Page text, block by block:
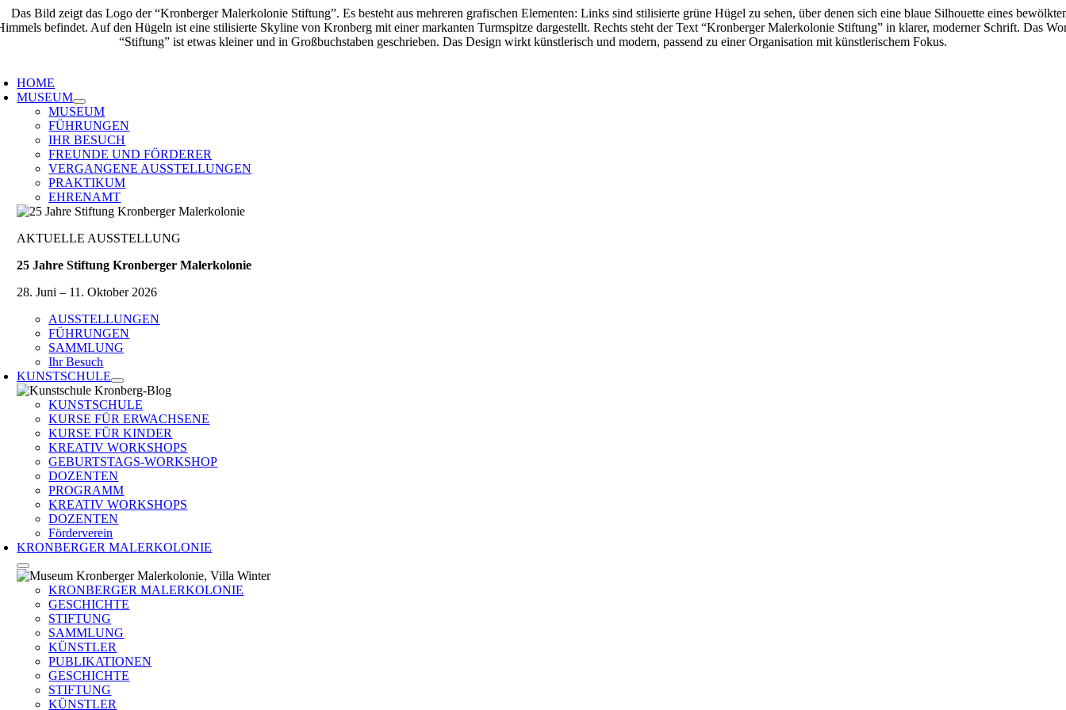
Zum
Inhalt
HOME
MUSEUM
MUSEUM
FÜHRUNGEN
IHR BESUCH
FREUNDE UND FÖRDERER
VERGANGENE AUSSTELLUNGEN
PRAKTIKUM
EHRENAMT
AKTUELLE AUSSTELLUNG
25 Jahre Stiftung Kronberger Malerkolonie
28. Juni – 11. Oktober 2026
AUSSTELLUNGEN
FÜHRUNGEN
SAMMLUNG
Ihr Besuch
KUNSTSCHULE
KUNSTSCHULE
KURSE FÜR ERWACHSENE
KURSE FÜR KINDER
KREATIV WORKSHOPS
GEBURTSTAGS-WORKSHOP
DOZENTEN
PROGRAMM
KREATIV WORKSHOPS
DOZENTEN
Förderverein
KRONBERGER MALERKOLONIE
KRONBERGER MALERKOLONIE
GESCHICHTE
STIFTUNG
SAMMLUNG
KÜNSTLER
PUBLIKATIONEN
GESCHICHTE
STIFTUNG
KÜNSTLER